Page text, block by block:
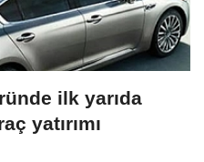
ilk yarıda
yatırımı